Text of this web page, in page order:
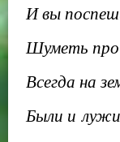
И вы
Шуметь про
Всегда на
Были и